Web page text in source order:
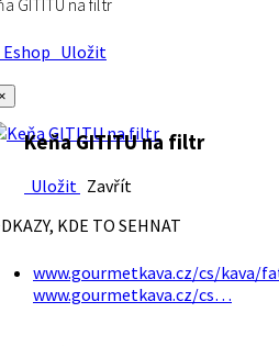
Uložit
Keňa GITITU na filtr
Uložit Zavřít
KDE TO SEHNAT
www.gourmetkava.cz/cs/kava/
www.gourmetkava.cz/cs…